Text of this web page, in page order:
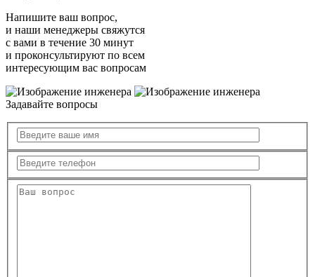
Напишите ваш вопрос,
и наши менеджеры свяжутся
с вами в течение 30 минут
и проконсультируют по всем
интересующим вас вопросам
Задавайте вопросы